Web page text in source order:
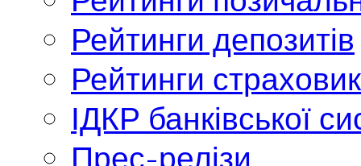
Рейтинги депозитів
Рейтинги
ІДКР банківської
Прес-релізи